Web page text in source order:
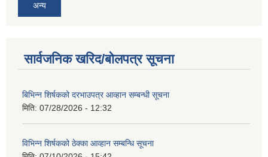
अन्य
सार्वजनिक खरिद/बोलपत्र सूचना
बिभिन्‍न शिर्षकको दरभाउपत्र आव्हान सम्बन्धी सूचना
मिति: 07/28/2026 - 12:32
विभिन्न शिर्षकको ठेक्का आव्हान सम्बन्धि सूचना